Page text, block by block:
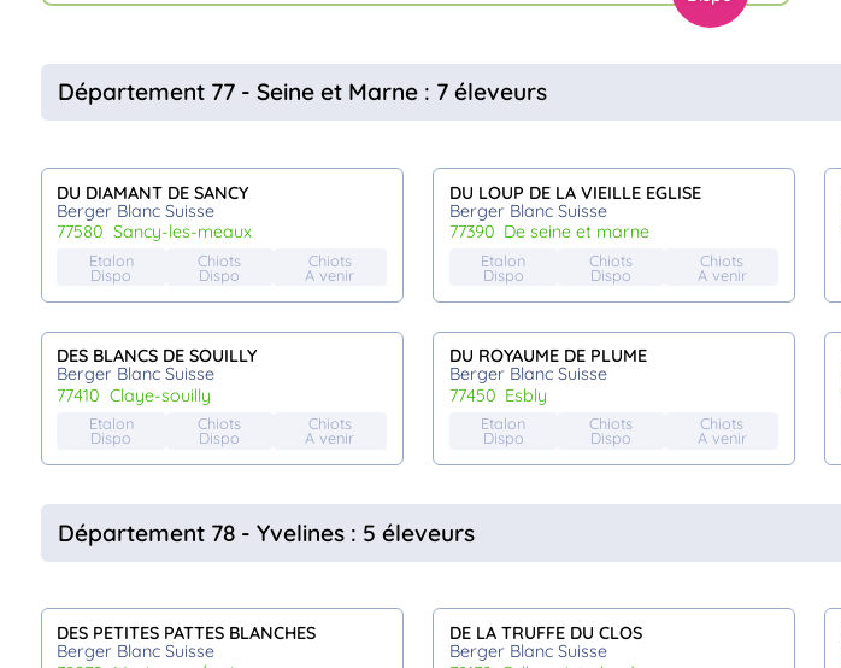
Département 77 - Seine et Marne : 7 éleveurs
DU DIAMANT DE SANCY
Berger Blanc Suisse
77580
sancy-les-meaux
Etalon
Dispo
Chiots
Dispo
Chiots
A venir
DU LOUP DE LA VIEILLE EGLISE
Berger Blanc Suisse
77390
de seine et marne
Etalon
Dispo
Chiots
Dispo
Chiots
A venir
DES BLANCS DE SOUILLY
Berger Blanc Suisse
77410
claye-souilly
Etalon
Dispo
Chiots
Dispo
Chiots
A venir
DU ROYAUME DE PLUME
Berger Blanc Suisse
77450
esbly
Etalon
Dispo
Chiots
Dispo
Chiots
A venir
Département 78 - Yvelines : 5 éleveurs
DES PETITES PATTES BLANCHES
Berger Blanc Suisse
DE LA TRUFFE DU CLOS
Berger Blanc Suisse